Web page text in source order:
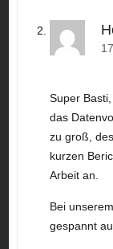
Super
das
zu groß,
kurzen
Arbeit an.
Bei
gespannt